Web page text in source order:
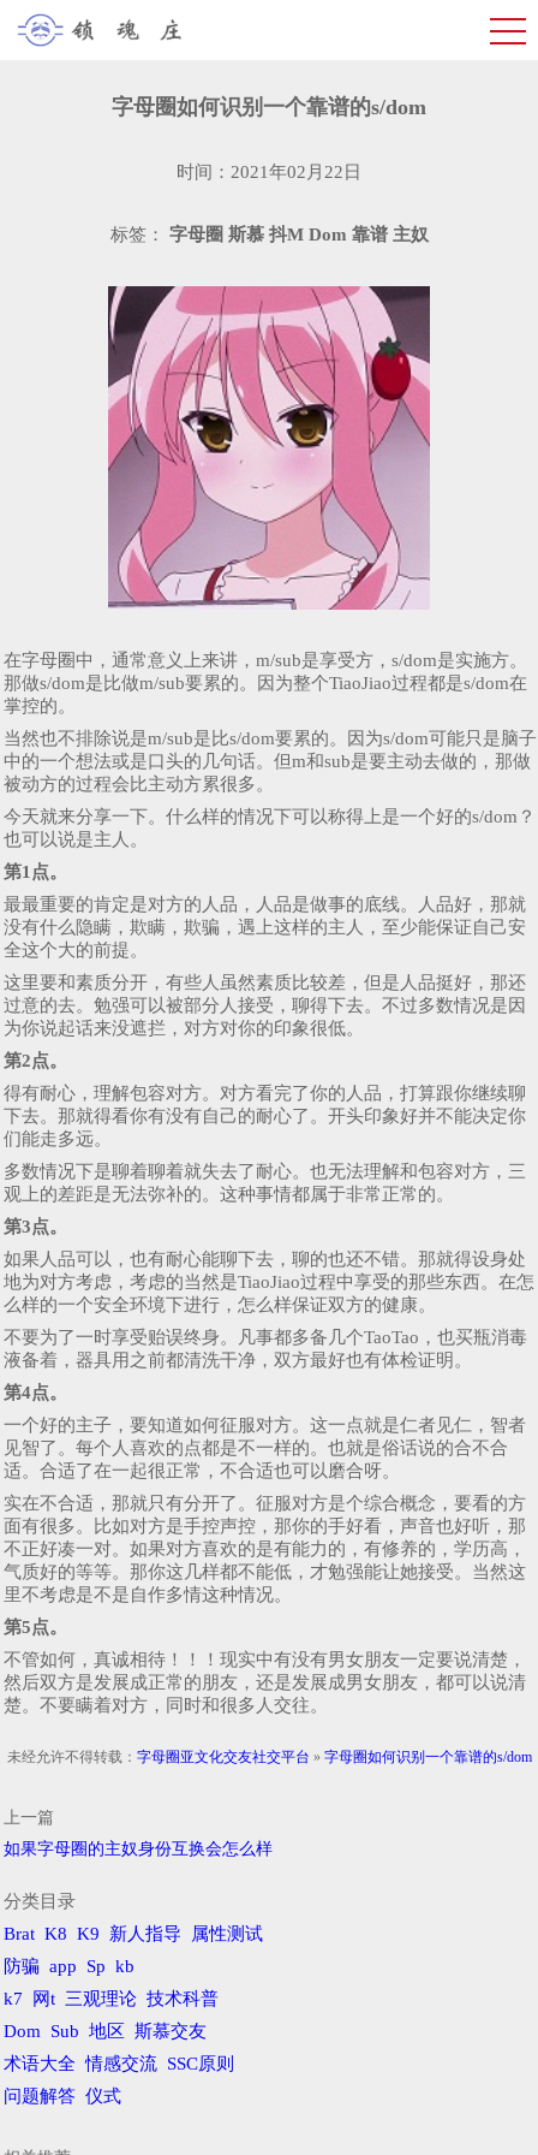
字母圈如何识别一个靠谱的s/dom
时间：2021年02月22日
标签： 字母圈 斯慕 抖M Dom 靠谱 主奴
在字母圈中，通常意义上来讲，m/sub是享受方，s/dom是实施方。
那做s/dom是比做m/sub要累的。因为整个TiaoJiao过程都是s/dom在
掌控的。
当然也不排除说是m/sub是比s/dom要累的。因为s/dom可能只是脑子
中的一个想法或是口头的几句话。但m和sub是要主动去做的，那做
被动方的过程会比主动方累很多。
今天就来分享一下。什么样的情况下可以称得上是一个好的s/dom？
也可以说是主人。
第1点。
最最重要的肯定是对方的人品，人品是做事的底线。人品好，那就
没有什么隐瞒，欺瞒，欺骗，遇上这样的主人，至少能保证自己安
全这个大的前提。
这里要和素质分开，有些人虽然素质比较差，但是人品挺好，那还
过意的去。勉强可以被部分人接受，聊得下去。不过多数情况是因
为你说起话来没遮拦，对方对你的印象很低。
第2点。
得有耐心，理解包容对方。对方看完了你的人品，打算跟你继续聊
下去。那就得看你有没有自己的耐心了。开头印象好并不能决定你
们能走多远。
多数情况下是聊着聊着就失去了耐心。也无法理解和包容对方，三
观上的差距是无法弥补的。这种事情都属于非常正常的。
第3点。
如果人品可以，也有耐心能聊下去，聊的也还不错。那就得设身处
地为对方考虑，考虑的当然是TiaoJiao过程中享受的那些东西。在怎
么样的一个安全环境下进行，怎么样保证双方的健康。
不要为了一时享受贻误终身。凡事都多备几个TaoTao，也买瓶消毒
液备着，器具用之前都清洗干净，双方最好也有体检证明。
第4点。
一个好的主子，要知道如何征服对方。这一点就是仁者见仁，智者
见智了。每个人喜欢的点都是不一样的。也就是俗话说的合不合
适。合适了在一起很正常，不合适也可以磨合呀。
实在不合适，那就只有分开了。征服对方是个综合概念，要看的方
面有很多。比如对方是手控声控，那你的手好看，声音也好听，那
不正好凑一对。如果对方喜欢的是有能力的，有修养的，学历高，
气质好的等等。那你这几样都不能低，才勉强能让她接受。当然这
里不考虑是不是自作多情这种情况。
第5点。
不管如何，真诚相待！！！现实中有没有男女朋友一定要说清楚，
然后双方是发展成正常的朋友，还是发展成男女朋友，都可以说清
楚。不要瞒着对方，同时和很多人交往。
未经允许不得转载： 字母圈亚文化交友社交平台 » 字母圈如何识别一个靠谱的s/dom
上一篇
如果字母圈的主奴身份互换会怎么样
分类目录
Brat K8 K9 新人指导
属性测试
防骗 app Sp kb
k7
网t 三观理论 技术科普
Dom
Sub 地区
斯慕交友
术语大全 情感交流 SSC原则
问题解答 仪式